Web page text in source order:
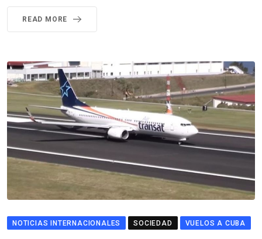
READ MORE
NOTICIAS INTERNACIONALES SOCIEDAD VUELOS A CUBA